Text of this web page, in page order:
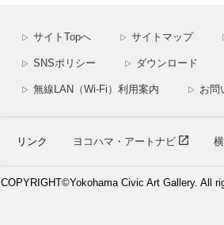
▷ サイトTopへ ▷ サイトマップ
▷ SNSポリシー ▷ ダウンロード
▷ 無線LAN（Wi-Fi）利用案内 ▷ お問
リンク ヨコハマ・アートナビ
COPYRIGHT©Yokohama Civic Art Gallery. All